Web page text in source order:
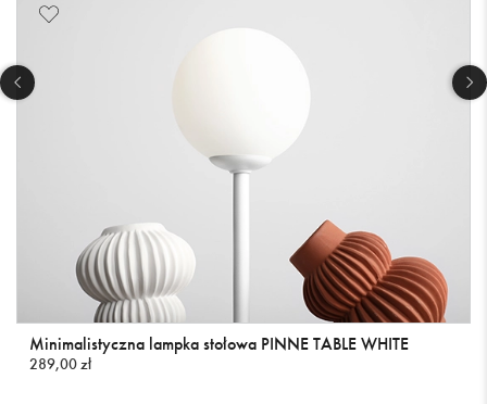
Minimalistyczna lampka stołowa PINNE TABLE WHITE
289,00 zł